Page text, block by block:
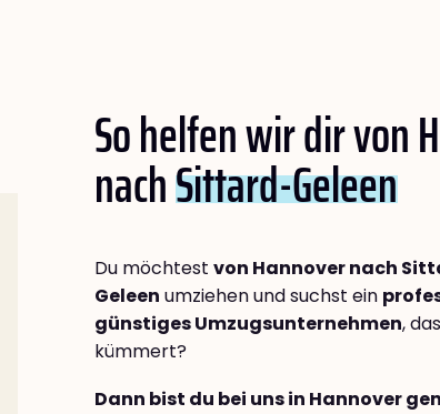
So helfen wir dir von
nachSittard-Geleen
Du möchtest von Hannover nach
Geleen umziehen und suchst ein
günstiges Umzugsunternehmen,
kümmert?
Dann bist du bei uns in Hannover